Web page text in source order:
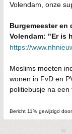
Volendam, onze
Burgemeester en
Volendam: "Er is
https://
Moslims moeten
wonen in FvD en
politiebusje na een
Bericht 11% gewijzigd